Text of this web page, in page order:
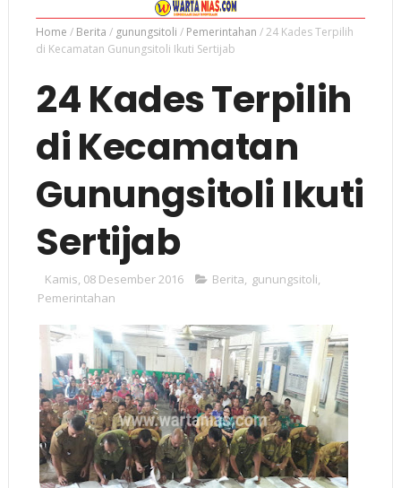
Home / Berita / gunungsitoli / Pemerintahan /24 Kades Terpilih
di Kecamatan Gunungsitoli Ikuti Sertijab
24 Kades Terpilih
di Kecamatan
Gunungsitoli Ikuti
Sertijab
Kamis, 08 Desember 2016 Berita, gunungsitoli,
Pemerintahan